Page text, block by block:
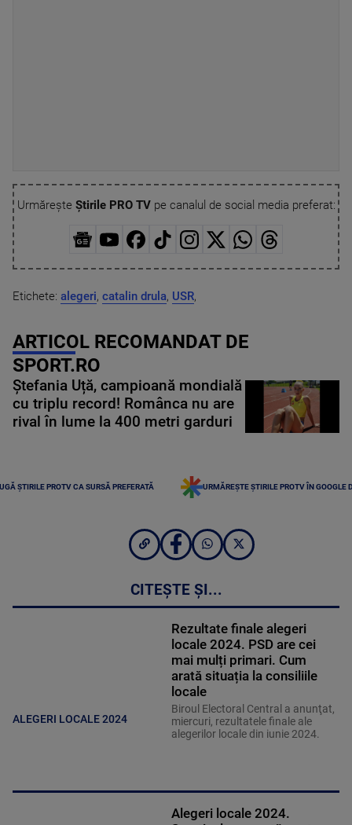
Urmărește Știrile PRO TVpe canalul de social media preferat:
Etichete: alegeri, catalin drula, USR,
ARTICOL RECOMANDAT DE
SPORT.RO
Ștefania Uță, campioană mondială
cu triplu record! Românca nu are
rival în lume la 400 metri garduri
ȘTIRILE PROTV CA SURSĂ PREFERATĂ URMĂREȘTE ȘTIRILE PROTV ÎN GOOGLE
CITEȘTE ȘI...
ALEGERI LOCALE 2024
Rezultate finale alegeri
locale 2024. PSD are cei
mai mulți primari. Cum
arată situația la consiliile
locale
Biroul Electoral Central a anunţat,
miercuri, rezultatele finale ale
alegerilor locale din iunie 2024.
Alegeri locale 2024.